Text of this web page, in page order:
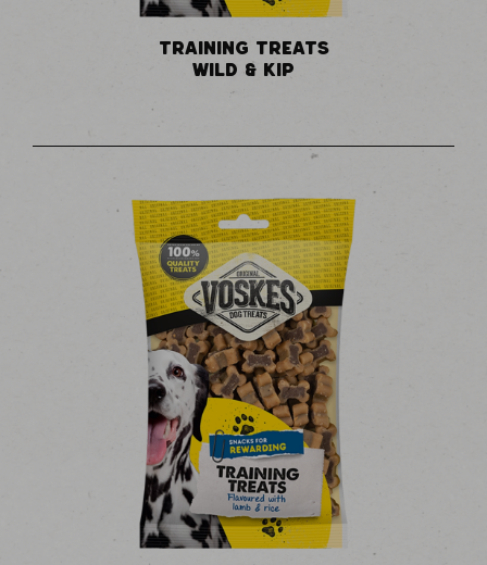
TRAINING TREATS
WILD & KIP